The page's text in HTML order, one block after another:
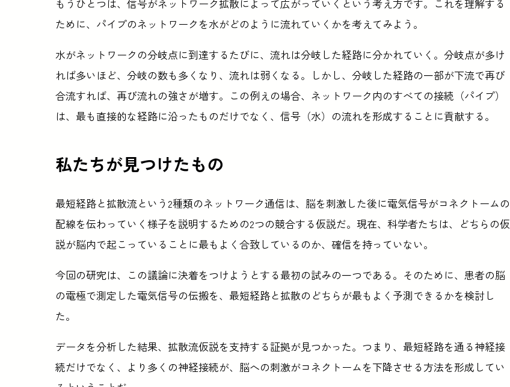
もうひとつは、信号がネットワーク拡散によって広がっていくという考え方です。これを理解する
ために、パイプのネットワークを水がどのように流れていくかを考えてみよう。
水がネットワークの分岐点に到達するたびに、流れは分岐した経路に分かれていく。分岐点が多け
れば多いほど、分岐の数も多くなり、流れは弱くなる。しかし、分岐した経路の一部が下流で再び
合流すれば、再び流れの強さが増す。この例えの場合、ネットワーク内のすべての接続（パイプ）
は、最も直接的な経路に沿ったものだけでなく、信号（水）の流れを形成することに貢献する。
私たちが見つけたもの
最短経路と拡散流という2種類のネットワーク通信は、脳を刺激した後に電気信号がコネクトームの
配線を伝わっていく様子を説明するための2つの競合する仮説だ。現在、科学者たちは、どちらの仮
説が脳内で起こっていることに最もよく合致しているのか、確信を持っていない。
今回の研究は、この議論に決着をつけようとする最初の試みの一つである。そのために、患者の脳
の電極で測定した電気信号の伝搬を、最短経路と拡散のどちらが最もよく予測できるかを検討し
た。
データを分析した結果、拡散流仮説を支持する証拠が見つかった。つまり、最短経路を通る神経接
続だけでなく、より多くの神経接続が、脳への刺激がコネクトームを下降させる方法を形成してい